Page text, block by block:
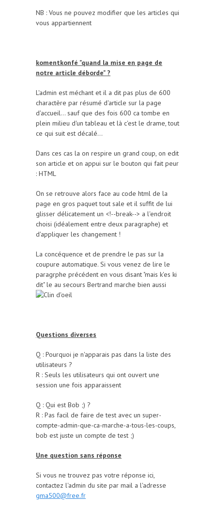
NB : Vous ne pouvez modifier que les articles qui
vous appartiennent
komentkonfé "quand la mise en page de
notre article déborde" ?
L'admin est méchant et il a dit pas plus de 600
charactère par résumé d'article sur la page
d'accueil... sauf que des fois 600 ca tombe en
plein milieu d'un tableau et là c'est le drame, tout
ce qui suit est décalé...
Dans ces cas la on respire un grand coup, on edit
son article et on appui sur le bouton qui fait peur
: HTML
On se retrouve alors face au code html de la
page en gros paquet tout sale et il suffit de lui
glisser délicatement un <!--break--> a l'endroit
choisi (idéalement entre deux paragraphe) et
d'appliquer les changement !
La concéquence et de prendre le pas sur la
coupure automatique. Si vous venez de lire le
paragrphe précédent en vous disant "mais k'es ki
dit" le au secours Bertrand marche bien aussi
Questions diverses
Q : Pourquoi je n'apparais pas dans la liste des
utilisateurs ?
R : Seuls les utilisateurs qui ont ouvert une
session une fois apparaissent
Q : Qui est Bob ;) ?
R : Pas facil de faire de test avec un super-
compte-admin-que-ca-marche-a-tous-les-coups,
bob est juste un compte de test ;)
Une question sans réponse
Si vous ne trouvez pas votre réponse ici,
contactez l'admin du site par mail a l'adresse
gma500@free.fr